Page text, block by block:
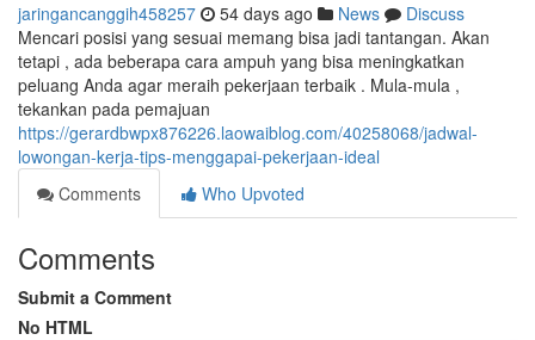
jaringancanggih458257 54 days ago News
Discuss
Mencari posisi yang sesuai memang bisa jadi tantangan. Akan
tetapi , ada beberapa cara ampuh yang bisa meningkatkan
peluang Anda agar meraih pekerjaan terbaik . Mula-mula ,
tekankan pada pemajuan
https://gerardbwpx876226.laowaiblog.com/40258068/jadwal-
lowongan-kerja-tips-menggapai-pekerjaan-ideal
Comments
Who Upvoted
Comments
Submit a Comment
No HTML